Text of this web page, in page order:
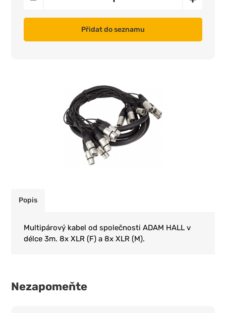
Přidat do seznamu
Popis
Multipárový kabel od společnosti ADAM HALL v
délce 3m. 8x XLR (F) a 8x XLR (M).
Nezapomeňte